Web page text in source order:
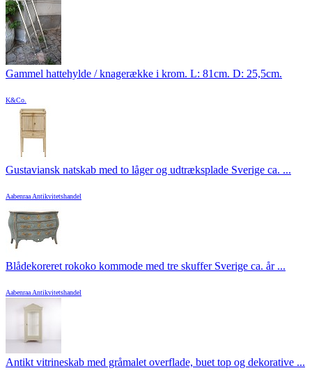
Gammel hattehylde / knagerække i krom. L: 81cm. D: 25,5cm.
K&Co.
Gustaviansk natskab med to låger og udtræksplade Sverige ca. ...
Aabenraa Antikvitetshandel
Blådekoreret rokoko kommode med tre skuffer Sverige ca. år ...
Aabenraa Antikvitetshandel
Antikt vitrineskab med gråmalet overflade, buet top og dekorative ...